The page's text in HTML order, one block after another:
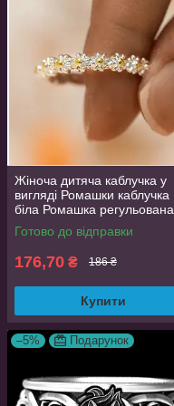
Жіноча дитяча каблучка у
вигляді Ромашки каблучка
біла Ромашка регульована
Готово до відправки
176,70 ₴ 186 ₴
Купити
–5% Подарунок